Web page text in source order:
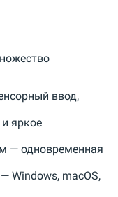
ввод,
яркое
— одновременная
Windows, macOS,